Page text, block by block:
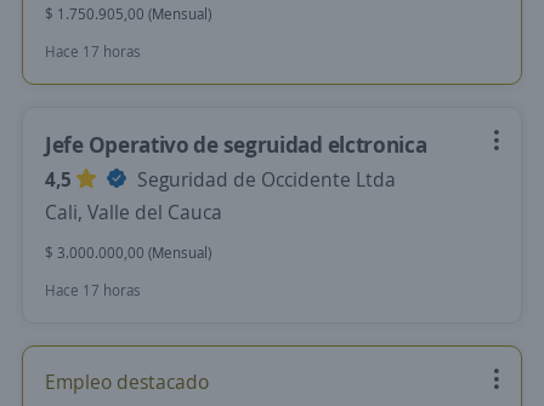
$ 1.750.905,00 (Mensual)
Hace 17 horas
Jefe Operativo de segruidad elctronica
4,5
Seguridad de Occidente Ltda
Cali, Valle del Cauca
$ 3.000.000,00 (Mensual)
Hace 17 horas
Empleo destacado